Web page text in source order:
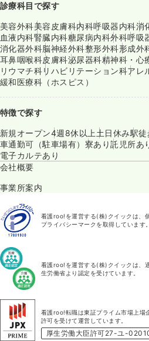
診療科目で探す
美容外科美容皮膚科内科呼吸器内科消
血液内科腎臓内科糖尿病内科外科呼吸
消化器外科脳神経外科整形外科形成外
耳鼻咽喉科皮膚科泌尿器科精神科・心
リウマチ科リハビリテーション科アレ
緩和医療科（ホスピス）
特徴で探す
新規オープン4週8休以上 土日休み駅徒
車通勤可（駐車場有） 寮あり託児所あ
電子カルテあり
会社概要
事業所案内
看護roo!を運営する(株)クイックは、
プライバシーマークを取得しています。
看護roo!を運営する(株)クイックは、
生労働省より認定を受けています。
看護roo!転職は東証プライム市場上場
許可を受けて運営しています。
厚生労働大臣許可27-ユ-